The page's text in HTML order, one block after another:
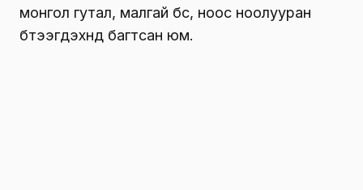
монгол гутал, малгай бүс, ноос ноолууран
бүтээгдэхүүнүүд багтсан юм.